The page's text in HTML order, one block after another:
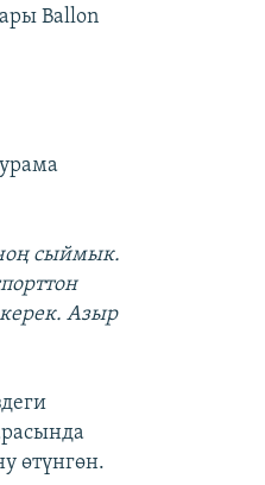
Ballon
сыймык.
Азыр
өтүнгөн.